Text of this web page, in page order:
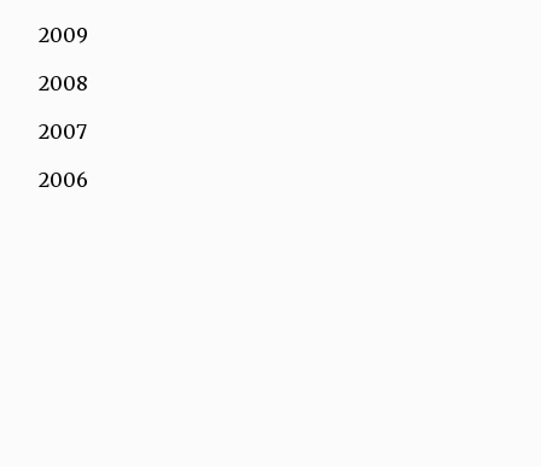
2009
2008
2007
2006